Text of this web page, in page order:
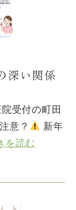
深い関係
受付の町田
意？
新年
を読む